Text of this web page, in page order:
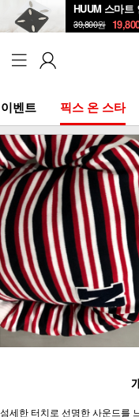
39,800원
이벤트 픽스 온 스타
섬세한 터치로 선명한 사운드를